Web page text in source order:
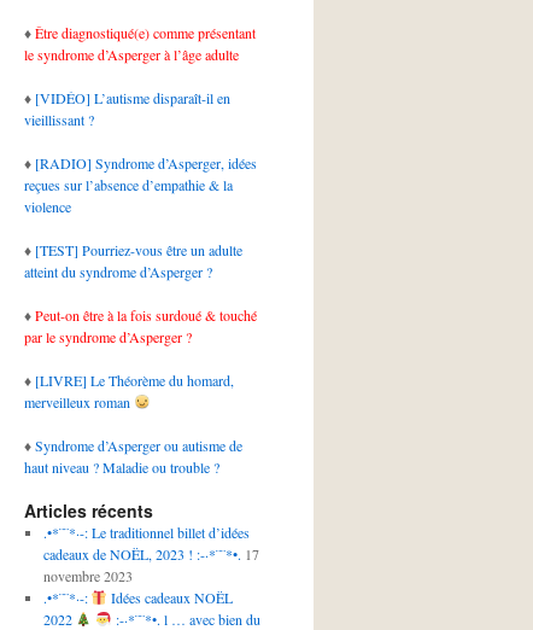
♦Être diagnostiqué(e) comme présentant
le syndrome d’Asperger à l’âge adulte
♦ [VIDÉO] L’autisme disparaît-il en
vieillissant ?
♦ [RADIO] Syndrome d’Asperger, idées
reçues sur l’absence d’empathie & la
violence
♦ [TEST] Pourriez-vous être un adulte
atteint du syndrome d’Asperger ?
♦Peut-on être à la fois surdoué & touché
par le syndrome d’Asperger ?
♦ [LIVRE] Le Théorème du homard,
merveilleux roman
♦Syndrome d’Asperger ou autisme de
haut niveau ? Maladie ou trouble ?
Articles récents
.•*¨¨*·-: Le traditionnel billet d’idées
cadeaux de NOËL, 2023 ! :-·*¨¨*•. 17
novembre 2023
.•*¨¨*·-:
Idées cadeaux NOËL
2022
:-·*¨¨*•. l … avec bien du